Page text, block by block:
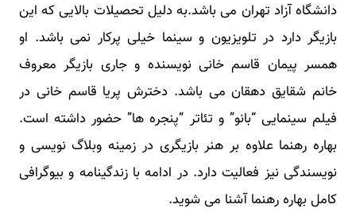
دانشگاه آزاد تهران می باشد.به دلیل تحصیلات بالایی که این
بازیگر دارد در تلویزیون و سینما خیلی پرکار نمی باشد. او
همسر پیمان قاسم خانی نویسنده و جاری بازیگر معروف
خانم شقایق دهقان می باشد. دخترش پریا قاسم خانی در
فیلم سینمایی “بانو” و تئاتر “پنجره ها” حضور داشته است.
بهاره رهنما علاوه بر هنر بازیگری در زمینه وبلاگ نویسی و
نویسندگی نیز فعالیت دارد. در ادامه با زندگینامه و بیوگرافی
کامل بهاره رهنما آشنا می شوید.